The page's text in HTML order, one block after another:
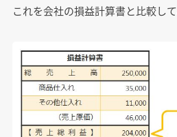
これを会社の損益計算書と比較して